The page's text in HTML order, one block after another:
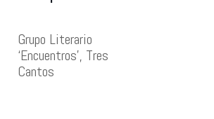
Grupo Literario
‘Encuentros’, Tres
Cantos